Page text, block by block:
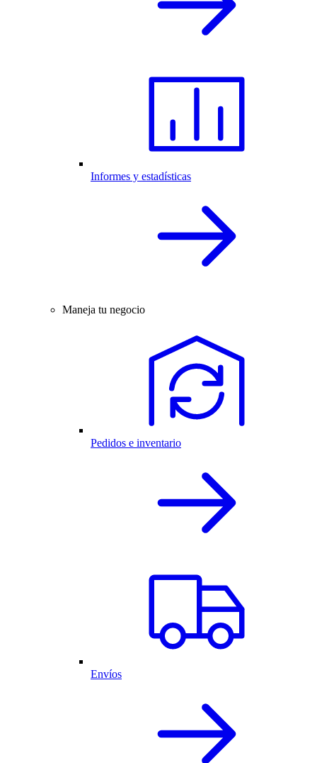
Informes y estadísticas
Maneja tu negocio
Pedidos e inventario
Envíos